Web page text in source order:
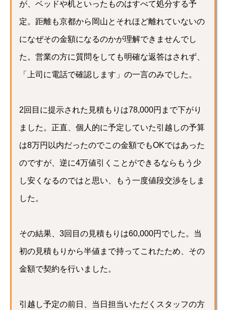
が、ベッドや机といったものはすべて処分する予
定。距離も京都から岡山とそれほど離れていないの
になぜその金額になるのかが理解できませんでし
た。営業の方に質問をしても明確な返答はされず、
「上司に電話で確認します」の一言のみでした。
2回目に提示された見積もりは78,000円まで下がり
ました。正直、個人的に予定していた引越しの予算
は8万円以内だったのでこの金額でもOKではあった
のですが、逆に4万値引くことができるならもう少
し安くなるのではと思い、もう一度値段交渉をしま
した。
その結果、3回目の見積もりは60,000円でした。当
初の見積もりから半値まで持ってこれたため、その
金額で契約を行いました。
引越し予定の前日、当日担当いただくスタッフの方